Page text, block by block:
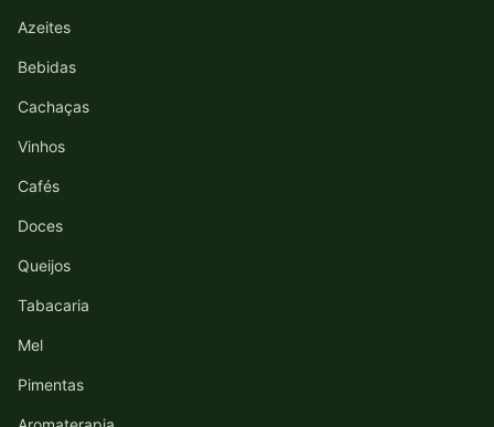
Azeites
Bebidas
Cachaças
Vinhos
Cafés
Doces
Queijos
Tabacaria
Mel
Pimentas